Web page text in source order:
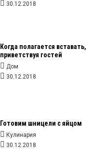
30.12.2018
Когда полагается вставать,
приветствуя гостей
Дом
30.12.2018
Готовим шницели с яйцом
Кулинария
30.12.2018